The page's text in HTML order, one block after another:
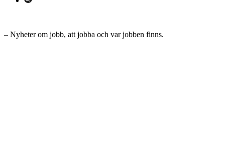
– Nyheter om jobb, att jobba och var jobben finns.